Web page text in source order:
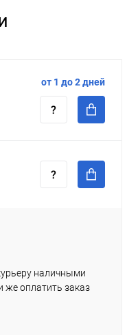
от 1 до 2 дней
наличными
же оплатить заказ